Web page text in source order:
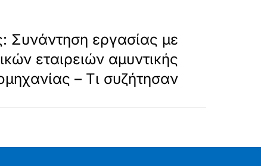
Συνάντηση εργασίας με
εταιρειών αμυντικής
– Τι συζήτησαν